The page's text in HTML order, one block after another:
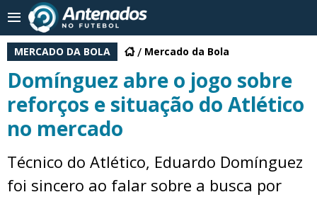
MERCADO DA BOLA Mercado da Bola
Domínguez abre o jogo sobre
reforços e situação do Atlético
no mercado
Técnico do Atlético, Eduardo Domínguez
foi sincero ao falar sobre a busca por